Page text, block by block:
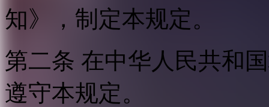
知》，制定本规定。
第二条 在中华人民共和
遵守本规定。